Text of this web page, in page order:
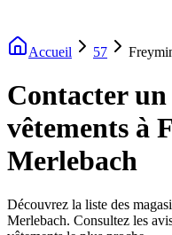
Accueil 57
Contacter
vêtements à
Merlebach
Découvrez la liste des
Merlebach. Consultez les